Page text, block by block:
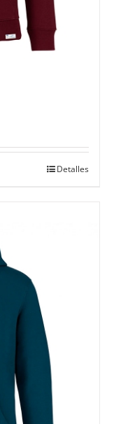
Detalles